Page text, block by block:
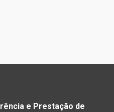
e Prestação de